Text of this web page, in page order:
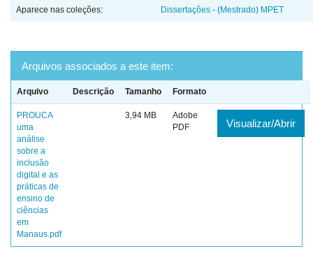
Aparece nas coleções: Dissertações - (Mestrado) MPET
Arquivos associados a este item:
Arquivo Descrição Tamanho Formato
PROUCA
uma
análise
sobre a
inclusão
digital e as
práticas de
ensino de
ciências
em
Manaus.pdf
3,94 MB
Adobe
PDF
Visualizar/Abrir